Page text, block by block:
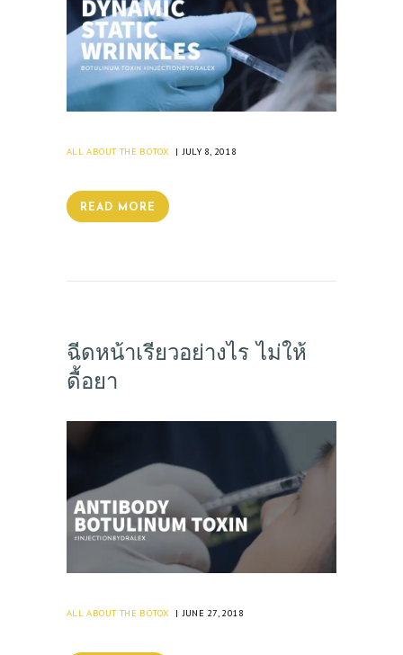
ALL ABOUT THE BOTOX JULY 8, 2018
READ MORE
ฉีดหน้าเรียวอย่างไร ไม่ให้
ดื้อยา
ALL ABOUT THE BOTOX JUNE 27, 2018